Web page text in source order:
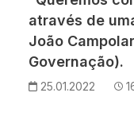
através de
João
Governação).
25.01.2022